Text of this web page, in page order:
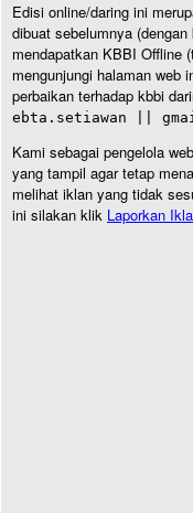
Edisi online/daring ini
dibuat sebelumnya
mendapatkan KBBI Offline
mengunjungi halaman web
perbaikan terhadap kbbi
ebta.setiawan ||
Kami sebagai pengelola
yang tampil agar tetap
melihat iklan yang tidak
ini silakan klik Laporkan